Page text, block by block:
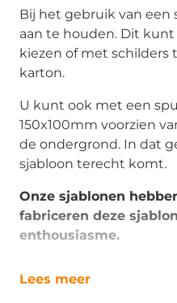
Bij het gebruik van een
aan te houden. Dit
kiezen of met schilders
karton.
U kunt ook met een
150x100mm voorzien
de ondergrond. In dat
sjabloon terecht komt.
Onze sjablonen
fabriceren deze
enthousiasme.
Lees meer